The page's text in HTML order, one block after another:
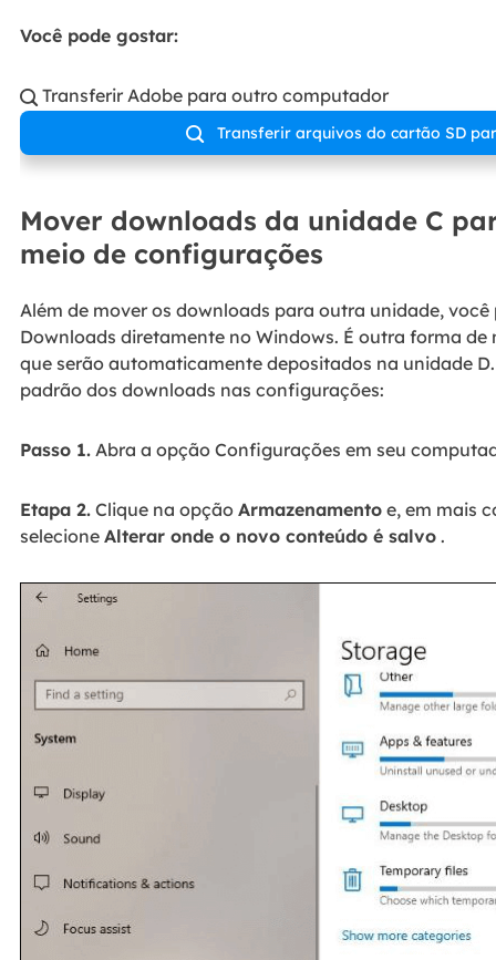
Você pode gostar:
 Transferir Adobe para outro computador
 Transferir arquivos do cartão SD
Mover downloads da unidade C
meio de configurações
Além de mover os downloads para outra unidade,
Downloads diretamente no Windows. É outra forma de
que serão automaticamente depositados na unidade
padrão dos downloads nas configurações:
Passo 1.Abra a opção Configurações em seu
Etapa 2.Clique na opção Armazenamentoe, em mais
selecione Alterar onde o novo conteúdo é salvo.